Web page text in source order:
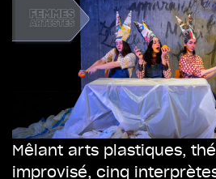
Mêlant arts plastiques,
improvisé, cinq